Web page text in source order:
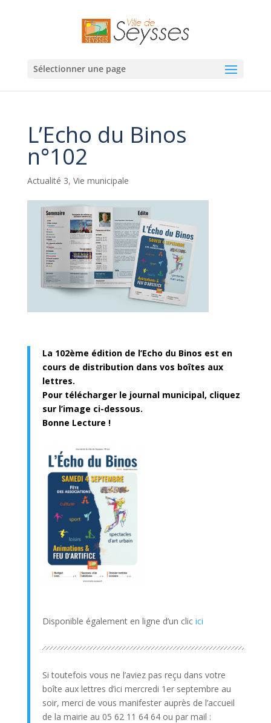
Sélectionner une page
L’Echo du Binos
n°102
Actualité 3, Vie municipale
La 102ème édition de l’Echo du Binos est en
cours de distribution dans vos boîtes aux
lettres.
Pour télécharger le journal municipal, cliquez
sur l’image ci-dessous.
Bonne Lecture !
Disponible également en ligne d’un clicici
Si toutefois vous ne l’aviez pas reçu dans votre
boîte aux lettres d’ici mercredi 1er septembre au
soir, merci de vous manifester auprès de l’accueil
de la mairie au 05 62 11 64 64 ou par mail :